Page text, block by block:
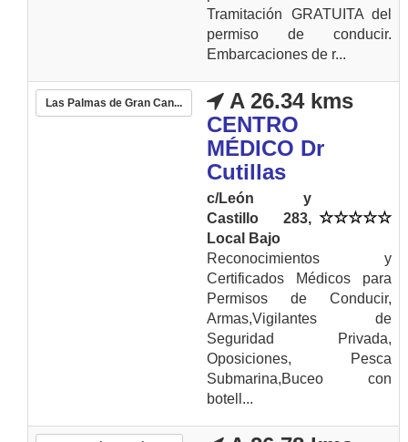
Tramitación GRATUITA del
permiso de conducir.
Embarcaciones de r...
Las Palmas de Gran Can...
A 26.34 kms
CENTRO
MÉDICO Dr
Cutillas
c/León y
Castillo 283,
Local Bajo
Reconocimientos y
Certificados Médicos para
Permisos de Conducir,
Armas,Vigilantes de
Seguridad Privada,
Oposiciones, Pesca
Submarina,Buceo con
botell...